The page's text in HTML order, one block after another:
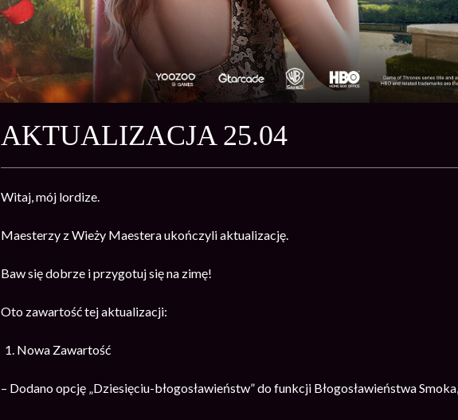
AKTUALIZACJA 25.04
Witaj, mój lordize.
Maesterzy z Wieży Maestera ukończyli aktualizację.
Baw się dobrze i przygotuj się na zimę!
Oto zawartość tej aktualizacji:
Nowa Zawartość
– Dodano opcję „Dziesięciu-błogosławieństw” do funkcji Błogosławieństwa